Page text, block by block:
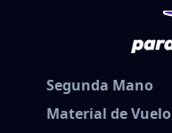
Segunda Mano
Material de Vuelo